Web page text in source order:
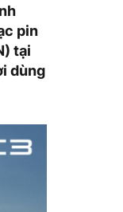
pin
tại
dùng